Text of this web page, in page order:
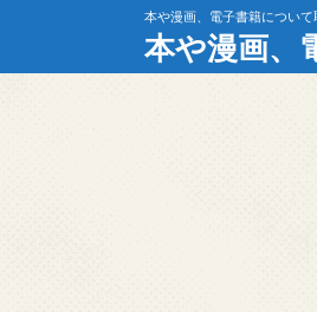
本や漫画、電子書籍につい
本や漫画、